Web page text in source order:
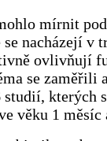
mírnit
nacházejí v
ovlivňují
se zaměřili
studií, kterých
věku 1 měsíc